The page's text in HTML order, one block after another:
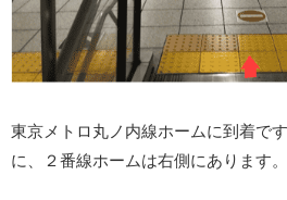
東京メトロ丸ノ内線ホームに到着で
に、２番線ホームは右側にあります。